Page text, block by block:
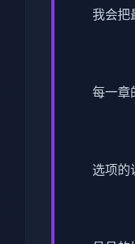
我会把
每一章
选项的